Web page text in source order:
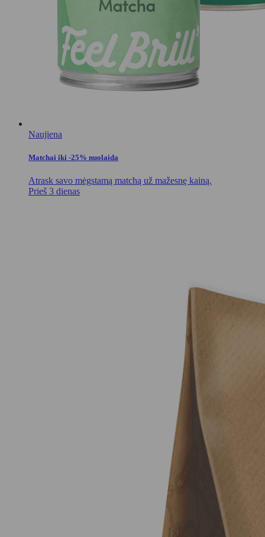
Naujiena
Matchai iki -25% nuolaida
Atrask savo mėgstamą matchą už mažesnę kainą.
Prieš 3 dienas